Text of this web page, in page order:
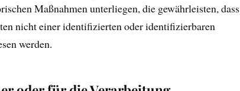
Maßnahmen unterliegen, die gewährleisten, dass
nicht einer identifizierten oder identifizierbaren
werden.